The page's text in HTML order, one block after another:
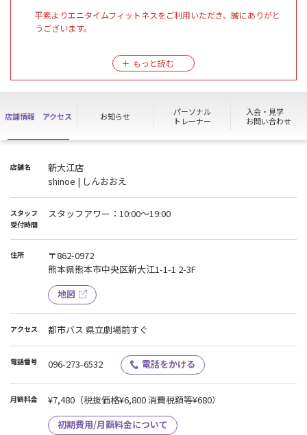
平素よりエニタイムフィットネスをご利用いただき、誠にありがと
うございます。
先日の地震に伴う臨時休館におきましては、会員の皆様に多大なる
ご不便をおかけいたしましたこと、深くお詫び申し上げます。ま
た、急なご案内にもかかわらず、ご理解とご協力を賜り心より感謝
施設の安全確認が完了いたしましたので、7/29(水) 11:00より、通常
通り営業を再開いたしました。
施設の利用： 通常通り、24時間ご利用いただけます
見学、各種お手続き、HSPの利用等： 通常通り受付を再開しており
ます（※スタッフアワー内に限ります）
努めてまいります。
皆様のご来館をスタッフ一同、心よりお待ちしております。
店舗情報 アクセス お知らせ
パーソナル
トレーナー
入会・見学
お問い合わせ
店舗名
新大江店
shinoe | しんおおえ
スタッフ
受付時間
スタッフアワー：10:00～19:00
住所
〒862-0972
熊本県熊本市中央区新大江1-1-1 2-3F
地図
アクセス 都市バス 県立劇場前すぐ
電話番号 096-273-6532 電話をかける
月額料金 ¥7,480 （税抜価格¥6,800 消費税額等¥680）
初期費用/月額料金について